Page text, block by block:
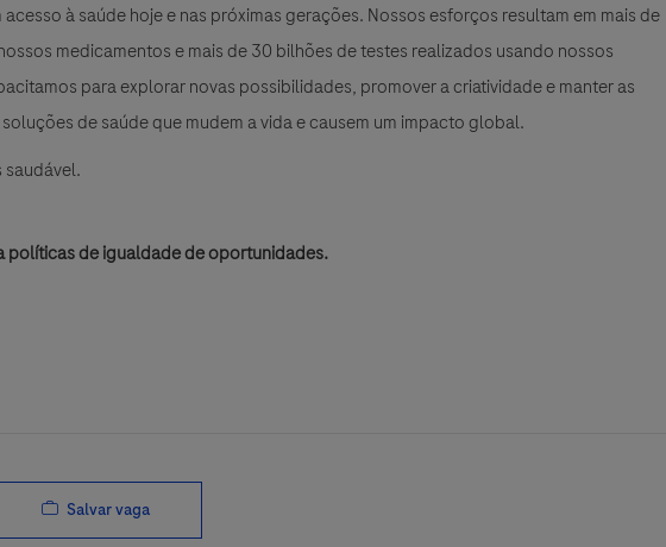
à saúde hoje e nas próximas gerações. Nossos esforços resultam em mais de
medicamentos e mais de 30 bilhões de testes realizados usando nossos
para explorar novas possibilidades, promover a criatividade e manter as
de saúde que mudem a vida e causem um impacto global.
saudável.
políticas de igualdade de oportunidades.
Salvar vaga